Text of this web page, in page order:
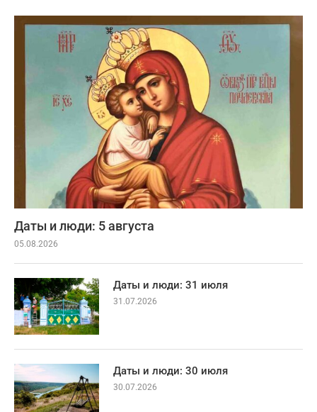
Даты и люди: 5 августа
05.08.2026
Даты и люди: 31 июля
31.07.2026
Даты и люди: 30 июля
30.07.2026